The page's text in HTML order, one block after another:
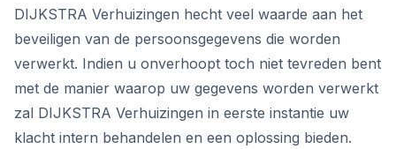
DIJKSTRA Verhuizingen hecht veel waarde aan het
beveiligen van de persoonsgegevens die worden
verwerkt. Indien u onverhoopt toch niet tevreden bent
met de manier waarop uw gegevens worden verwerkt
zal DIJKSTRA Verhuizingen in eerste instantie uw
klacht intern behandelen en een oplossing bieden.